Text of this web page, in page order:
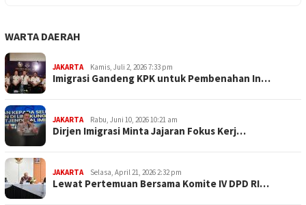
WARTA DAERAH
JAKARTA Kamis, Juli 2, 2026 7:33 pm
Imigrasi Gandeng KPK untuk Pembenahan In…
JAKARTA Rabu, Juni 10, 2026 10:21 am
Dirjen Imigrasi Minta Jajaran Fokus Kerj…
JAKARTA Selasa, April 21, 2026 2:32 pm
Lewat Pertemuan Bersama Komite IV DPD RI…